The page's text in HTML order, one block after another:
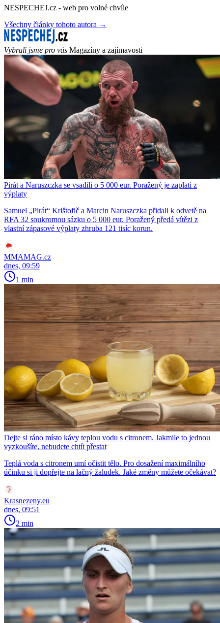
NESPECHEJ.cz - web pro volné chvíle
Všechny články tohoto autora →
Vybrali jsme pro vás Magazíny a zajímavosti
Pirát a Naruszczka se vsadili o 5 000 eur. Poražený je zaplatí z
výplaty
Samuel „Pirát“ Krištofič a Marcin Naruszczka přidali k odvetě na
RFA 32 soukromou sázku o 5 000 eur. Poražený předá vítězi z
vlastní zápasové výplaty zhruba 121 tisíc korun.
MMAMAG.cz
dnes, 09:59
1 min
Dejte si ráno místo kávy teplou vodu s citronem. Jakmile to jednou
vyzkoušíte, nebudete chtít přestat
Teplá voda s citronem umí očistit tělo. Pro dosažení maximálního
účinku si ji dopřejte na lačný žaludek. Jaké změny můžete očekávat?
Krasnezeny.eu
dnes, 09:51
2 min